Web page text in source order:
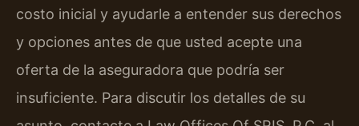
costo inicial y ayudarle a entender sus derechos
y opciones antes de que usted acepte una
oferta de la aseguradora que podría ser
insuficiente. Para discutir los detalles de su